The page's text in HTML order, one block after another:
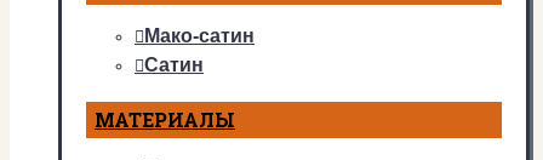
Мако-сатин
Сатин
МАТЕРИАЛЫ